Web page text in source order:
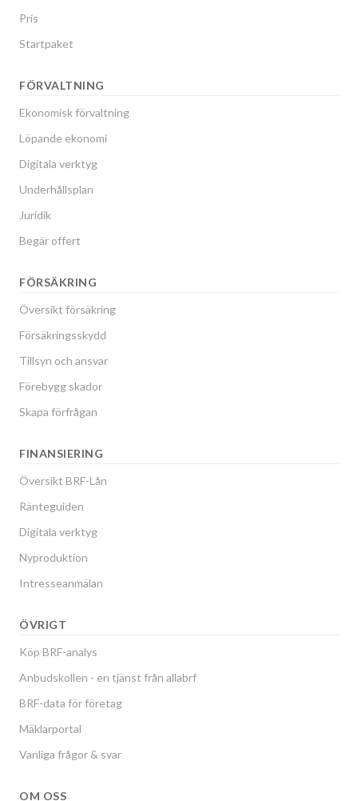
Pris
Startpaket
FÖRVALTNING
Ekonomisk förvaltning
Löpande ekonomi
Digitala verktyg
Underhållsplan
Juridik
Begär offert
FÖRSÄKRING
Översikt försäkring
Försäkringsskydd
Tillsyn och ansvar
Förebygg skador
Skapa förfrågan
FINANSIERING
Översikt BRF-Lån
Ränteguiden
Digitala verktyg
Nyproduktion
Intresseanmälan
ÖVRIGT
Köp BRF-analys
Anbudskollen - en tjänst från allabrf
BRF-data för företag
Mäklarportal
Vanliga frågor & svar
OM OSS